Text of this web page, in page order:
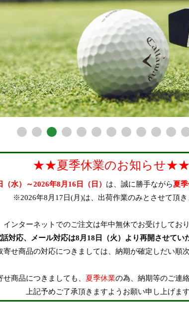
★★夏季休業のお知らせ★★
水）～2026年8月16日（日） は、誠に勝手ながら夏
※2026年8月17日(月)は、出荷作業のみとさせて頂き
インターネットでのご注文は年中無休でお受けしており
対応、メール対応は8月18日（火）より再開させてい
寄せ商品の対応につきましては、納期が確定しだい順次
商品につきましても、 夏季休業の為、納期等のご連
上記予めご了承頂きますようお願い申し上げます